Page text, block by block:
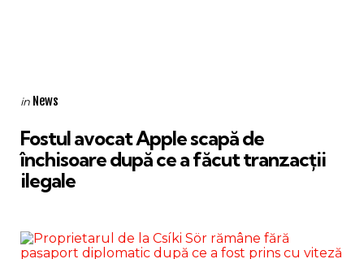
Categories
Posted
in News
Fostul avocat Apple scapă de
închisoare după ce a făcut tranzacții
ilegale